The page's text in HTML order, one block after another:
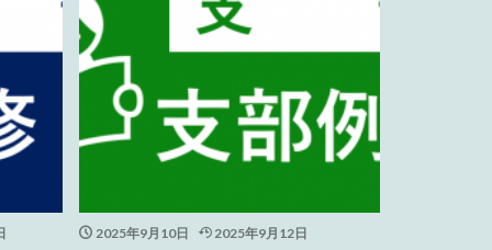
2025年9月10日 2025年9月12日